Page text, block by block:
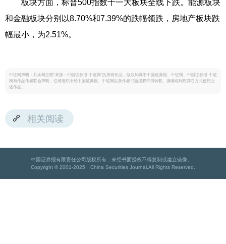
板块方面，标普500指数十一大板块全线下跌。能源板块
和金融板块分别以8.70%和7.39%的跌幅领跌，房地产板块跌
幅最小，为2.51%。
中证网声明：凡本网注明“来源：中国证券报·中证网”的所有作品，版权均属于中国证券报、中证网。中国证券报·中证
网与作品作者联合声明，任何组织未经中国证券报、中证网以及作者书面授权不得转载、摘编或利用其它方式使用上
述作品。
相关阅读
中国证券报有限责任公司版权所有，未经书面授权不得复制或建立镜像。
Copyright © 2001-2025 China Securities Journal.All Rights Reserved.